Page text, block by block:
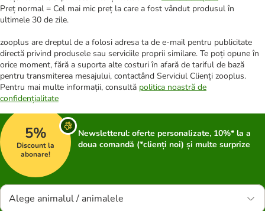
Preț normal = Cel mai mic preț la care a fost vândut produsul în
ultimele 30 de zile.
zooplus are dreptul de a folosi adresa ta de e-mail pentru publicitate
directă privind produsele sau serviciile proprii similare. Te poți opune în
orice moment, fără a suporta alte costuri în afară de tariful de bază
pentru transmiterea mesajului, contactând Serviciul Clienți zooplus.
Pentru mai multe informații, consultă politica noastră de
confidențialitate
5%
Discount la
abonare!
Newsletterul: oferte personalizate, 10%* la a
doua comandă (*clienți noi) și multe surprize
Alege animalul / animalele